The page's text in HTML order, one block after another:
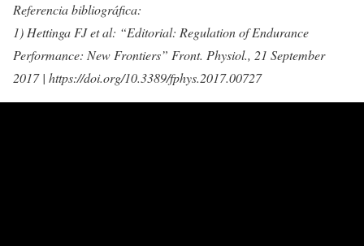
Referencia bibliográfica:
1) Hettinga FJ et al: “Editorial: Regulation of Endurance
Performance: New Frontiers” Front. Physiol., 21 September
2017 | https://doi.org/10.3389/fphys.2017.00727